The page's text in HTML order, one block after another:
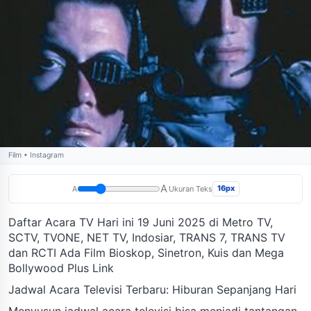
Film • Instagram
A A Ukuran Teks 16px
Daftar Acara TV Hari ini 19 Juni 2025 di Metro TV,
SCTV, TVONE, NET TV, Indosiar, TRANS 7, TRANS TV
dan RCTI Ada Film Bioskop, Sinetron, Kuis dan Mega
Bollywood Plus Link
Jadwal Acara Televisi Terbaru: Hiburan Sepanjang Hari